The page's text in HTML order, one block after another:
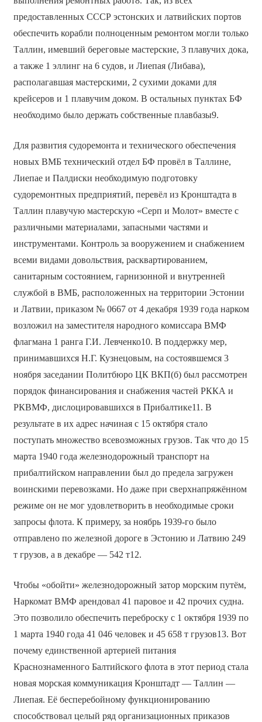
предоставленных СССР эстонских и латвийских портов
обеспечить корабли полноценным ремонтом могли только
Таллин, имевший береговые мастерские, 3 плавучих дока,
а также 1 эллинг на 6 судов, и Лиепая (Либава),
располагавшая мастерскими, 2 сухими доками для
крейсеров и 1 плавучим доком. В остальных пунктах БФ
необходимо было держать собственные плавбазы9.
Для развития судоремонта и технического обеспечения
новых ВМБ технический отдел БФ провёл в Таллине,
Лиепае и Палдиски необходимую подготовку
судоремонтных предприятий, перевёл из Кронштадта в
Таллин плавучую мастерскую «Серп и Молот» вместе с
различными материалами, запасными частями и
инструментами. Контроль за вооружением и снабжением
всеми видами довольствия, расквартированием,
санитарным состоянием, гарнизонной и внутренней
службой в ВМБ, расположенных на территории Эстонии
и Латвии, приказом № 0667 от 4 декабря 1939 года нарком
возложил на заместителя народного комиссара ВМФ
флагмана 1 ранга Г.И. Левченко10. В поддержку мер,
принимавшихся Н.Г. Кузнецовым, на состоявшемся 3
ноября заседании Политбюро ЦК ВКП(б) был рассмотрен
порядок финансирования и снабжения частей РККА и
РКВМФ, дислоцировавшихся в Прибалтике11. В
результате в их адрес начиная с 15 октября стало
поступать множество всевозможных грузов. Так что до 15
марта 1940 года железнодорожный транспорт на
прибалтийском направлении был до предела загружен
воинскими перевозками. Но даже при сверхнапряжённом
режиме он не мог удовлетворить в необходимые сроки
запросы флота. К примеру, за ноябрь 1939-го было
отправлено по железной дороге в Эстонию и Латвию 249
т грузов, а в декабре — 542 т12.
Чтобы «обойти» железнодорожный затор морским путём,
Наркомат ВМФ арендовал 41 паровое и 42 прочих судна.
Это позволило обеспечить переброску с 1 октября 1939 по
1 марта 1940 года 41 046 человек и 45 658 т грузов13. Вот
почему единственной артерией питания
Краснознаменного Балтийского флота в этот период стала
новая морская коммуникация Кронштадт — Таллин —
Лиепая. Её бесперебойному функционированию
способствовал целый ряд организационных приказов